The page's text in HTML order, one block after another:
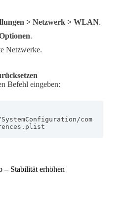
> Netzwerk > WLAN.
.
Netzwerke.
Befehl eingeben:
com
– Stabilität erhöhen